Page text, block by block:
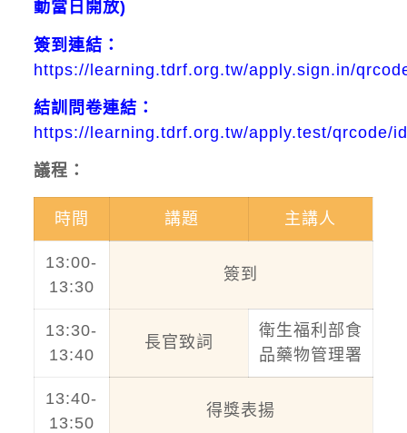
動當日開放)
簽到連結：
https://learning.tdrf.org.tw/apply.sign.in/
結訓問卷連結：
https://learning.tdrf.org.tw/apply.test/qrcode/
議程：
時間 講題 主講人
13:00-
13:30
簽到
13:30-
13:40
長官致詞
衛生福利部食
品藥物管理署
13:40-
13:50
得獎表揚